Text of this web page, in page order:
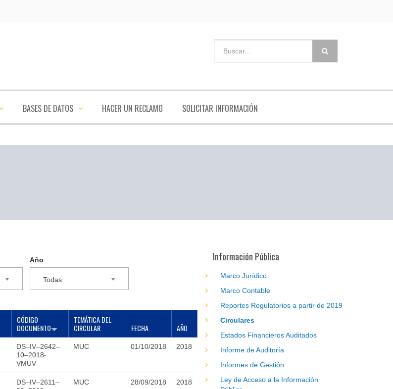
BASES DE DATOS HACER UN RECLAMO SOLICITAR INFORMACIÓN
Año
Todas
CÓDIGO
DOCUMENTO
TEMÁTICA DEL
CIRCULAR
FECHA AÑO
DS–IV–2642–
10–2018-
VMUV
MUC 01/10/2018 2018
DS–IV–2611–
MUC 28/09/2018 2018
Información Pública
Marco Jurídico
Marco Contable
Reportes Regulatorios a partir de 2019
Circulares
Estados Financieros Auditados
Informe de Auditoría
Informes de Gestión
Ley de Acceso a la Información